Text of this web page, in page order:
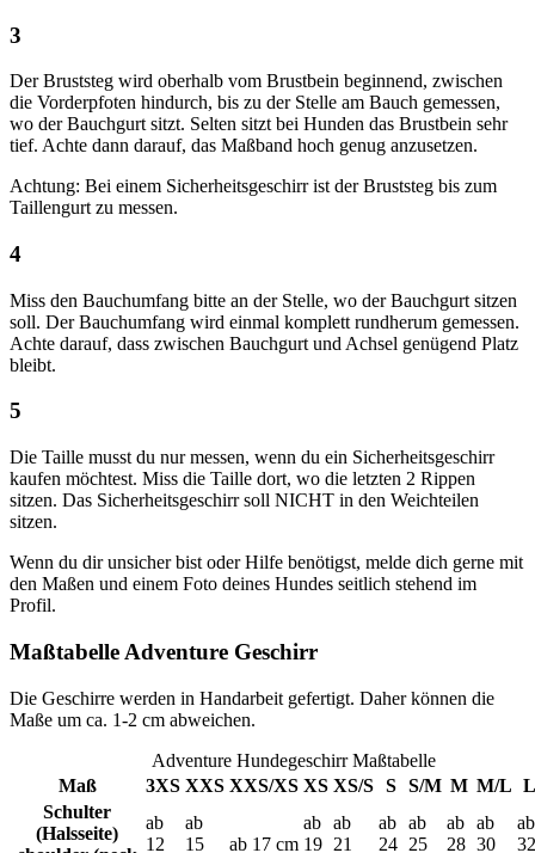
3
Der Bruststeg wird oberhalb vom Brustbein beginnend, zwischen
die Vorderpfoten hindurch, bis zu der Stelle am Bauch gemessen,
wo der Bauchgurt sitzt. Selten sitzt bei Hunden das Brustbein sehr
tief. Achte dann darauf, das Maßband hoch genug anzusetzen.
Achtung: Bei einem Sicherheitsgeschirr ist der Bruststeg bis zum
Taillengurt zu messen.
4
Miss den Bauchumfang bitte an der Stelle, wo der Bauchgurt sitzen
soll. Der Bauchumfang wird einmal komplett rundherum gemessen.
Achte darauf, dass zwischen Bauchgurt und Achsel genügend Platz
bleibt.
5
Die Taille musst du nur messen, wenn du ein Sicherheitsgeschirr
kaufen möchtest. Miss die Taille dort, wo die letzten 2 Rippen
sitzen. Das Sicherheitsgeschirr soll NICHT in den Weichteilen
sitzen.
Wenn du dir unsicher bist oder Hilfe benötigst, melde dich gerne mit
den Maßen und einem Foto deines Hundes seitlich stehend im
Profil.
Maßtabelle Adventure Geschirr
Die Geschirre werden in Handarbeit gefertigt. Daher können die
Maße um ca. 1-2 cm abweichen.
Adventure Hundegeschirr Maßtabelle
Maß
3XS XXS XXS/XS XS XS/S S S/M M M/L L
Schulter
(Halsseite)
ab
12
ab
15
ab 17 cm
ab
19
ab
21
ab
24
ab
25
ab
28
ab
30
ab
32